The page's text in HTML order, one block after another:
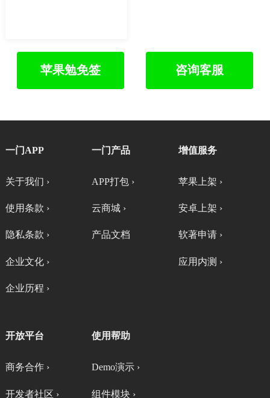
苹果勉免签 咨询客服
一门APP
关于我们 ›
使用条款 ›
隐私条款 ›
企业文化 ›
企业历程 ›
一门产品
APP打包 ›
云商城 ›
产品文档
增值服务
苹果上架 ›
安卓上架 ›
软著申请 ›
应用内测 ›
开放平台
商务合作 ›
开发者社区 ›
使用帮助
Demo演示 ›
组件模块 ›